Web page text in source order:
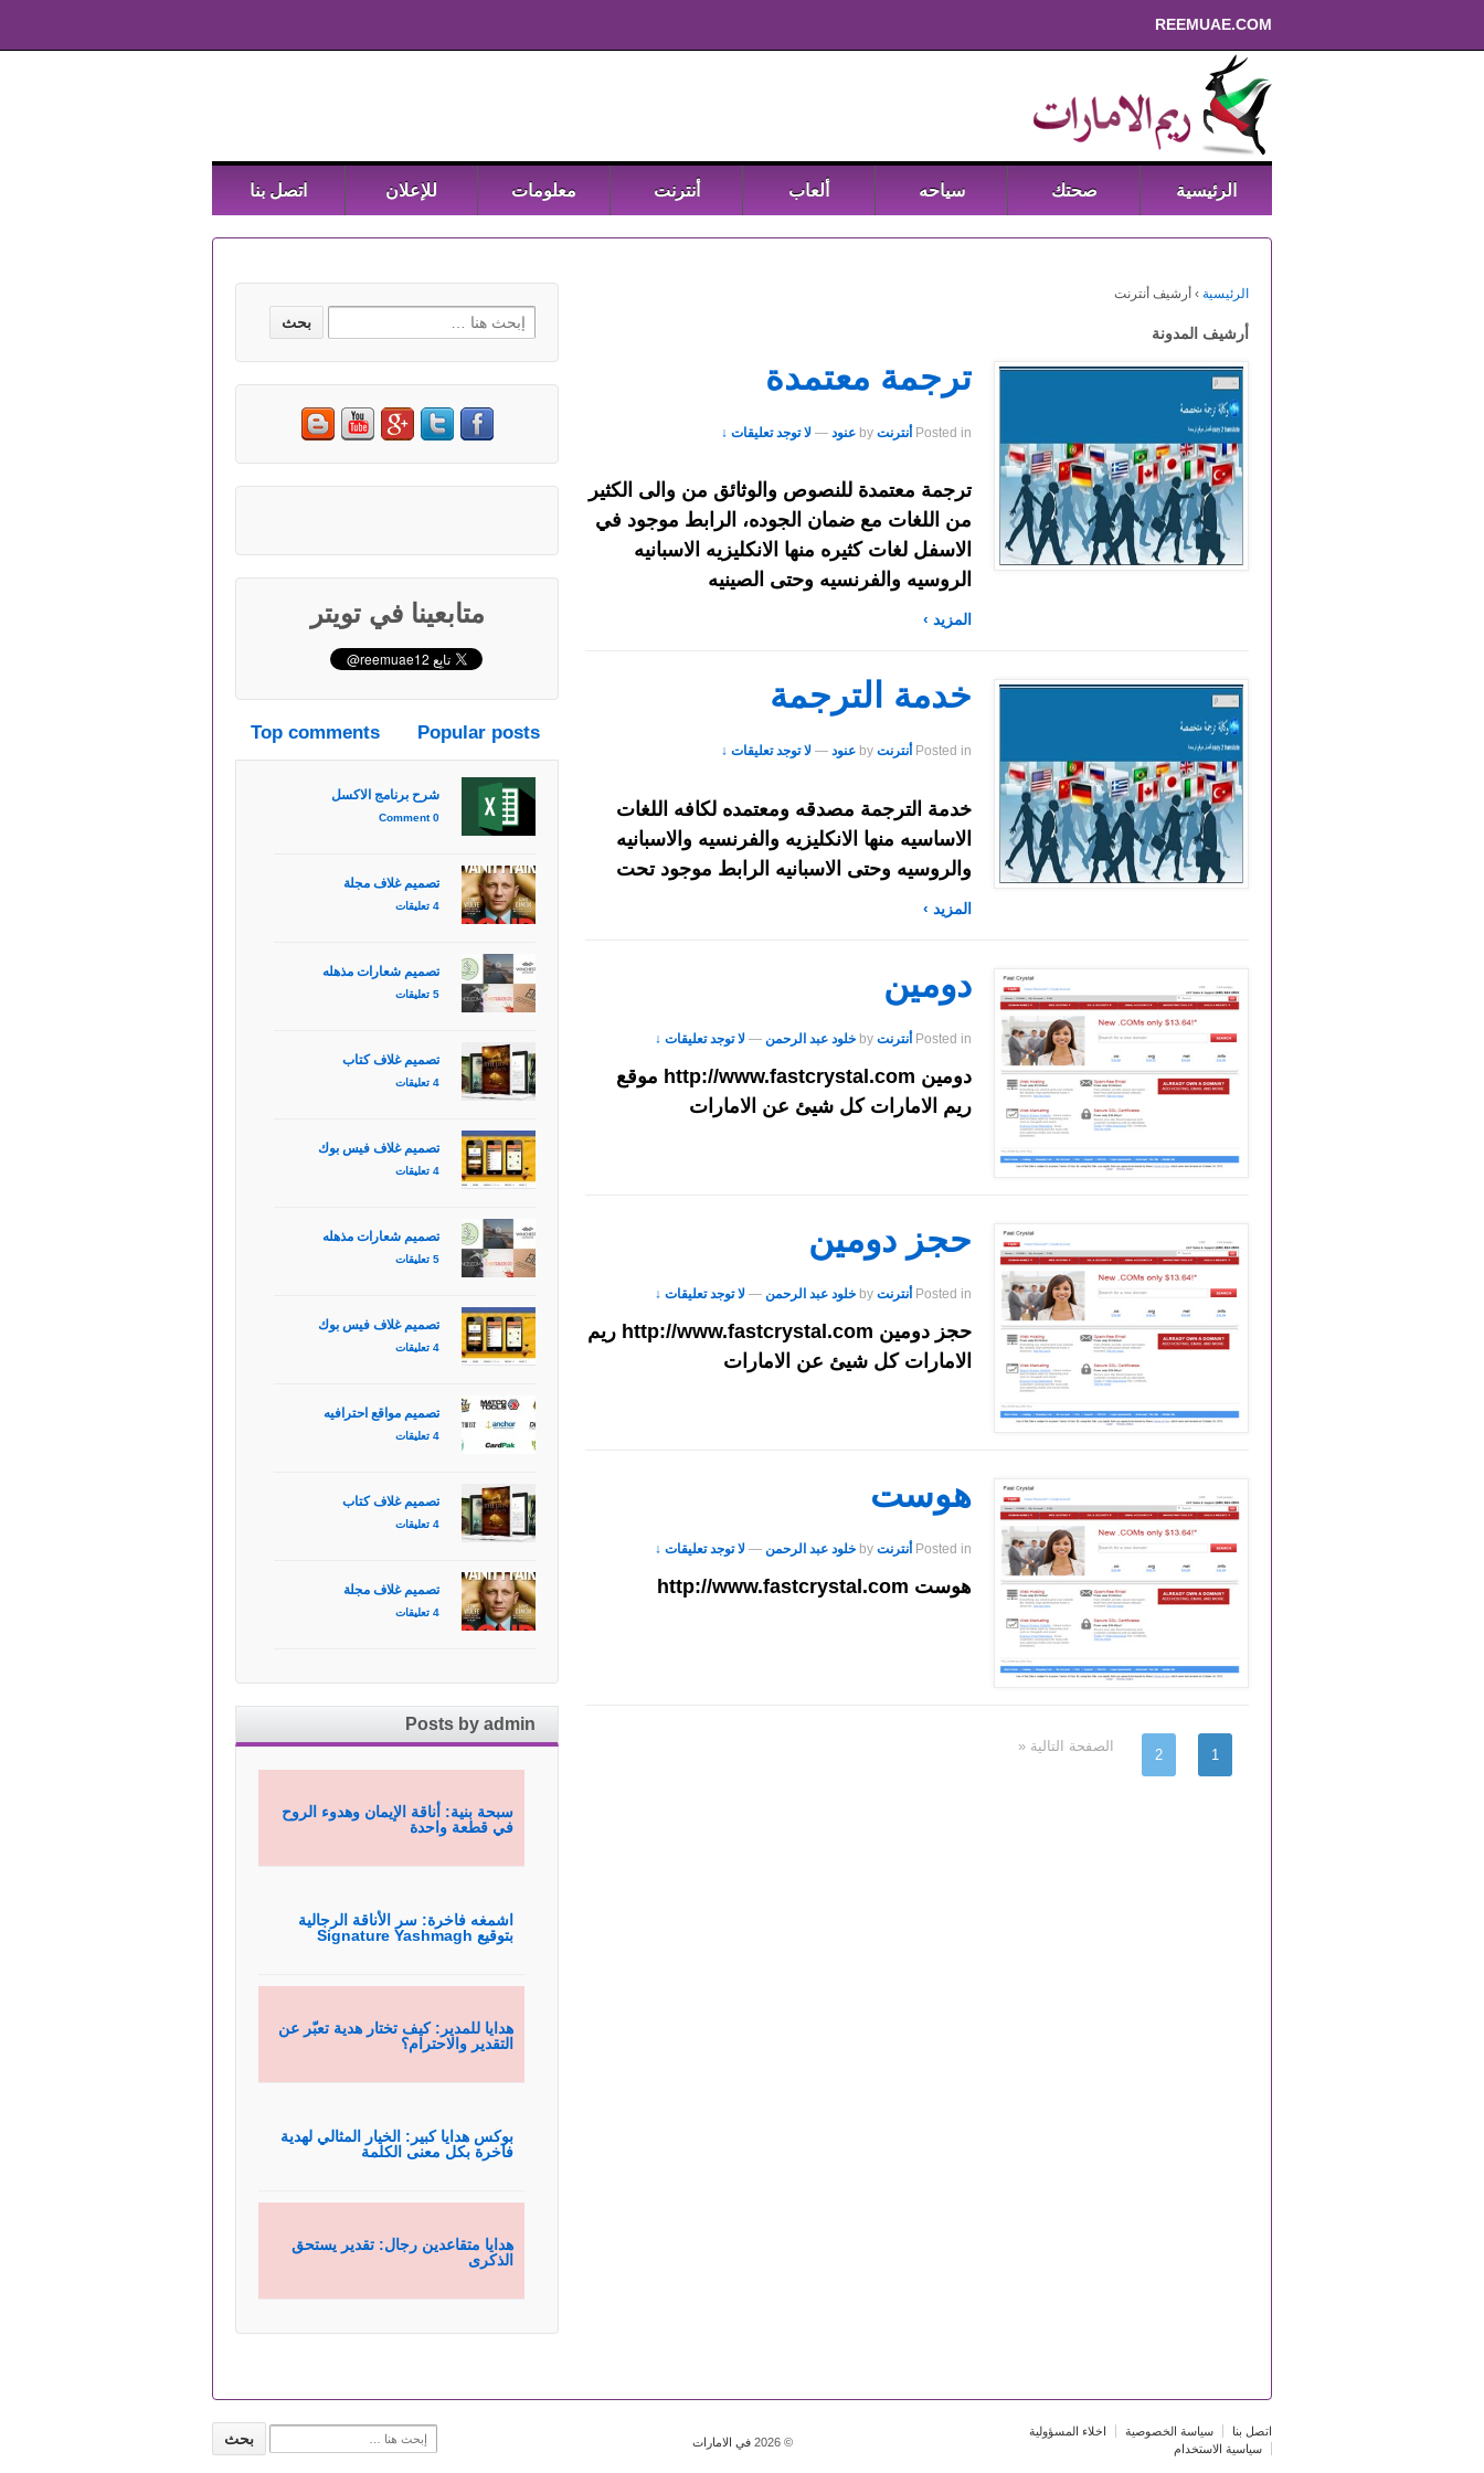
REEMUAE.COM
الرئيسية صحتك سياحه ألعاب أنترنت معلومات للإعلان اتصل بنا
الرئيسية › أرشيف أنترنت
أرشيف المدونة
ترجمة معتمدة
Posted in أنترنت by عنود — لا توجد تعليقات ↓
ترجمة معتمدة للنصوص والوثائق من والى الكثير
من اللغات مع ضمان الجوده، الرابط موجود في
الاسفل لغات كثيره منها الانكليزيه الاسبانيه
الروسيه والفرنسيه وحتى الصينيه
المزيد ›
خدمة الترجمة
Posted in أنترنت by عنود — لا توجد تعليقات ↓
خدمة الترجمة مصدقه ومعتمده لكافه اللغات
الاساسيه منها الانكليزيه والفرنسيه والاسبانيه
والروسيه وحتى الاسبانيه الرابط موجود تحت
المزيد ›
دومين
Posted in أنترنت by خلود عبد الرحمن — لا توجد تعليقات ↓
دومين http://www.fastcrystal.com موقع
ريم الامارات كل شيئ عن الامارات
حجز دومين
Posted in أنترنت by خلود عبد الرحمن — لا توجد تعليقات ↓
حجز دومين http://www.fastcrystal.com ريم
الامارات كل شيئ عن الامارات
هوست
Posted in أنترنت by خلود عبد الرحمن — لا توجد تعليقات ↓
هوست http://www.fastcrystal.com
1
2
الصفحة التالية «
Search for:
متابعينا في تويتر
Popular posts
Top comments
شرح برنامج الاكسل
0 Comment
تصميم غلاف مجلة
4 تعليقات
تصميم شعارات مذهله
5 تعليقات
تصميم غلاف كتاب
4 تعليقات
تصميم غلاف فيس بوك
4 تعليقات
تصميم شعارات مذهله
5 تعليقات
تصميم غلاف فيس بوك
4 تعليقات
تصميم مواقع احترافيه
4 تعليقات
تصميم غلاف كتاب
4 تعليقات
تصميم غلاف مجلة
4 تعليقات
Posts by admin
سبحة بنية: أناقة الإيمان وهدوء الروح
في قطعة واحدة
اشمغه فاخرة: سر الأناقة الرجالية
بتوقيع Signature Yashmagh
هدايا للمدير: كيف تختار هدية تعبّر عن
التقدير والاحترام؟
بوكس هدايا كبير: الخيار المثالي لهدية
فاخرة بكل معنى الكلمة
هدايا متقاعدين رجال: تقدير يستحق
الذكرى
Search for: اتصل بنا سياسة الخصوصية
اخلاء المسؤولية
سياسية الاستخدام
© 2026 في الامارات